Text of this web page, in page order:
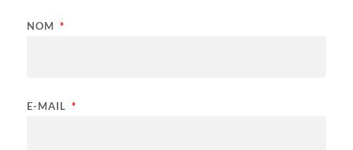
NOM *
E-MAIL *